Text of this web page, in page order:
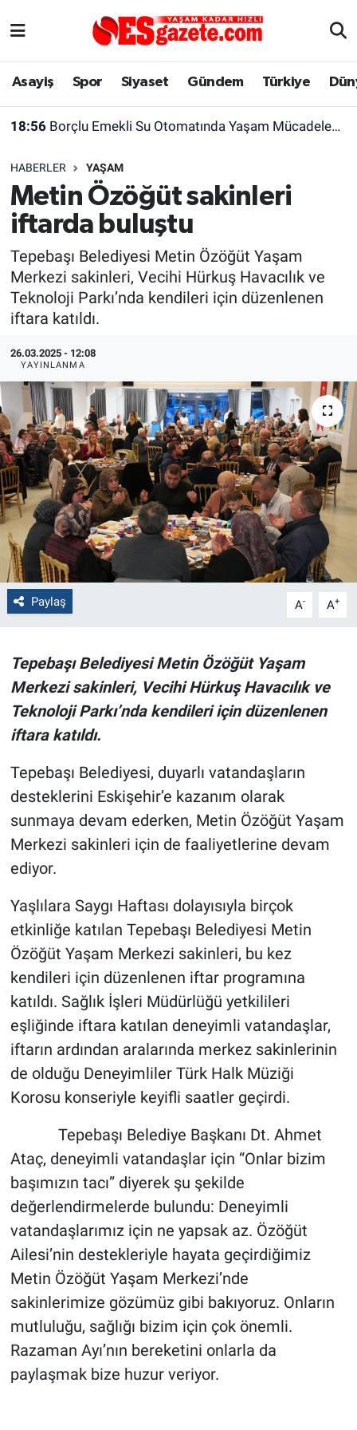
Asayiş Spor Siyaset Gündem Türkiye
18:56 Borçlu Emekli Su Otomatında Yaşam Mücadelesi Veriyor
HABERLER YAŞAM
Metin Özöğüt sakinleri
iftarda buluştu
Tepebaşı Belediyesi Metin Özöğüt Yaşam
Merkezi sakinleri, Vecihi Hürkuş Havacılık ve
Teknoloji Parkı’nda kendileri için düzenlenen
iftara katıldı.
26.03.2025 - 12:08
YAYINLANMA
Paylaş A- A+
Tepebaşı Belediyesi Metin Özöğüt Yaşam
Merkezi sakinleri, Vecihi Hürkuş Havacılık ve
Teknoloji Parkı’nda kendileri için düzenlenen
iftara katıldı.
Tepebaşı Belediyesi, duyarlı vatandaşların
desteklerini Eskişehir’e kazanım olarak
sunmaya devam ederken, Metin Özöğüt Yaşam
Merkezi sakinleri için de faaliyetlerine devam
ediyor.
Yaşlılara Saygı Haftası dolayısıyla birçok
etkinliğe katılan Tepebaşı Belediyesi Metin
Özöğüt Yaşam Merkezi sakinleri, bu kez
kendileri için düzenlenen iftar programına
katıldı. Sağlık İşleri Müdürlüğü yetkilileri
eşliğinde iftara katılan deneyimli vatandaşlar,
iftarın ardından aralarında merkez sakinlerinin
de olduğu Deneyimliler Türk Halk Müziği
Korosu konseriyle keyifli saatler geçirdi.
Tepebaşı Belediye Başkanı Dt. Ahmet
Ataç, deneyimli vatandaşlar için “Onlar bizim
başımızın tacı” diyerek şu şekilde
değerlendirmelerde bulundu: Deneyimli
vatandaşlarımız için ne yapsak az. Özöğüt
Ailesi’nin destekleriyle hayata geçirdiğimiz
Metin Özöğüt Yaşam Merkezi’nde
sakinlerimize gözümüz gibi bakıyoruz. Onların
mutluluğu, sağlığı bizim için çok önemli.
Razaman Ayı’nın bereketini onlarla da
paylaşmak bize huzur veriyor.
Asayiş
Gündem
Türkiye
Dünya
Sağlık
Alış-Veriş/İş dünyası
Yaşam
Eskişehirspor Arşivi
Eskişehir Arşivi
Röportaj
Ekonomi
Kültür Sanat
Politika
Bilecik
Kütahya
Gezi
Genel
Çevre
Magazin
Bilim ve Teknoloji
Eskişehir Nöbetçi Eczaneler
Süper Lig Puan Durumu ve Fikstür
Tüm Manşetler
Son Dakika Haberleri
Haber Arşivi